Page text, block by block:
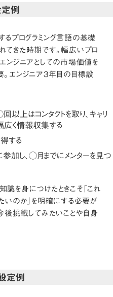
例
プログラミング言語の基礎
てきた時期です。幅広いプロ
ンジニアとしての市場価値を
エンジニア3年目の目標設
上はコンタクトを取り、キャリ
広く情報収集する
する
加し、◯月までにメンターを見つ
を身につけたときこそ「これ
いのか」を明確にする必要が
後挑戦してみたいことや自身
定例